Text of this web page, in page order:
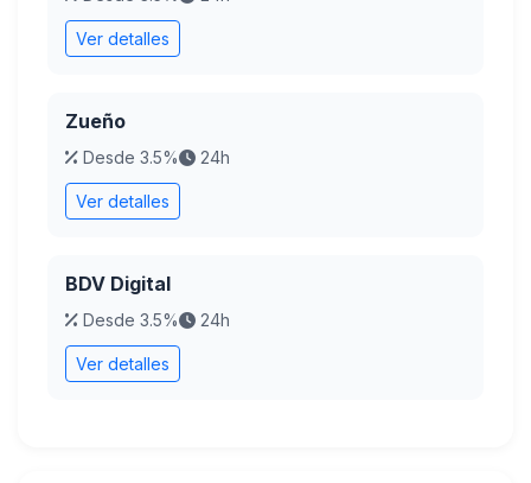
Ver detalles
Zueño
Desde 3.5% 24h
Ver detalles
BDV Digital
Desde 3.5% 24h
Ver detalles